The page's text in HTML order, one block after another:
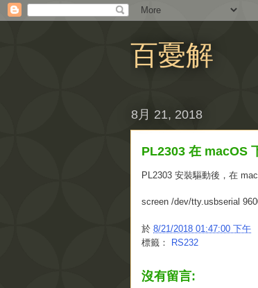
百憂解
8月 21, 2018
PL2303 在 macOS
PL2303 安裝驅動後，在
screen /dev/tty.usbserial
於 8/21/2018 01:47:00 下午
標籤： RS232
沒有留言: